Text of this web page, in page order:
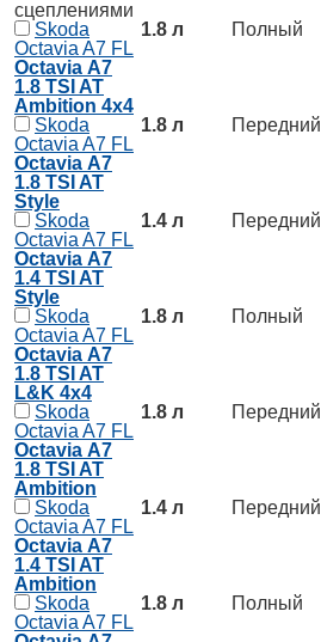
сцеплениями
Skoda
Octavia A7 FL
Octavia А7
1.8 TSI AT
Ambition 4x4
1.8 л Полный
Skoda
Octavia A7 FL
Octavia А7
1.8 TSI AT
Style
1.8 л Передний
Skoda
Octavia A7 FL
Octavia А7
1.4 TSI AT
Style
1.4 л Передний
Skoda
Octavia A7 FL
Octavia А7
1.8 TSI AT
L&K 4x4
1.8 л Полный
Skoda
Octavia A7 FL
Octavia А7
1.8 TSI AT
Ambition
1.8 л Передний
Skoda
Octavia A7 FL
Octavia А7
1.4 TSI AT
Ambition
1.4 л Передний
Skoda
Octavia A7 FL
1.8 л Полный